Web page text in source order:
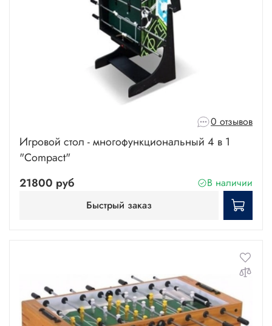
0 отзывов
Игровой стол - многофункциональный 4 в 1
"Compact"
21800 руб
В наличии
Быстрый заказ